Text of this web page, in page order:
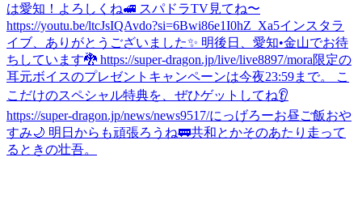
は愛知！よろしくね🚅 スパドラTV見てね〜
https://youtu.be/ltcJsIQAvdo?si=6Bwi86e1I0hZ_Xa5インスタラ
イブ、ありがとうございました✨ 明後日、愛知•金山でお待
ちしています🐉 https://super-dragon.jp/live/live8897/mora限定の
耳元ボイスのプレゼントキャンペーンは今夜23:59まで。 こ
こだけのスペシャル特典を、ぜひゲットしてね👂
https://super-dragon.jp/news/news9517/にっげろーお昼ご飯おや
すみ🌙 明日からも頑張ろうね🚃共和とかそのあたり走って
るときの壮吾。